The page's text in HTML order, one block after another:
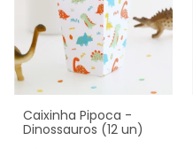
Caixinha Pipoca -
Dinossauros (12 un)